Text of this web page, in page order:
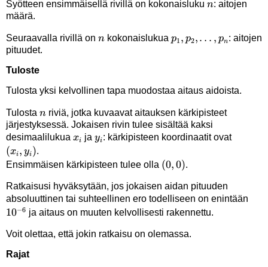
Syötteen ensimmäisellä rivillä on kokonaisluku n
n: aitojen
määrä.
Seuraavalla rivillä on n
nkokonaislukua p_1,p_2,\ldots,p_n
p1 , p2,… , pn: aitojen
pituudet.
Tuloste
Tulosta yksi kelvollinen tapa muodostaa aitaus aidoista.
Tulosta n
nriviä, jotka kuvaavat aitauksen kärkipisteet
järjestyksessä. Jokaisen rivin tulee sisältää kaksi
desimaalilukua x_i
xi ja y_i
yi : kärkipisteen koordinaatit ovat
(xi , yi ).
Ensimmäisen kärkipisteen tulee olla (0,0)
(0,0).
Ratkaisusi hyväksytään, jos jokaisen aidan pituuden
absoluuttinen tai suhteellinen ero todelliseen on enintään
10−6 ja aitaus on muuten kelvollisesti rakennettu.
Voit olettaa, että jokin ratkaisu on olemassa.
Rajat